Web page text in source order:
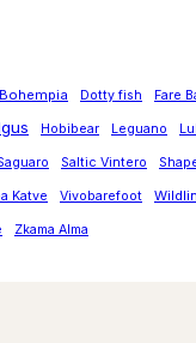
Barefoot
schoenen
voor
dagelijks
gebruik
Bohempia Dotty fish Fare
Hobibear Leguano
Saltic Vintero
Katve Vivobarefoot
Zkama Alma